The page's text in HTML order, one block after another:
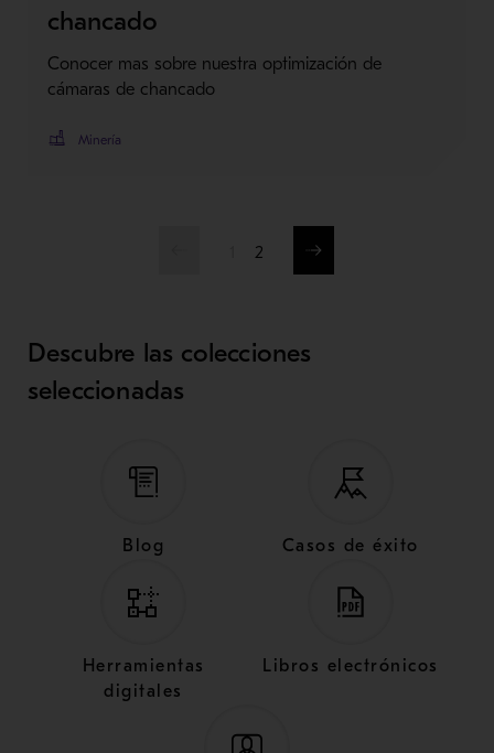
chancado
Conocer mas sobre nuestra optimización de
cámaras de chancado
Minería
2
Descubre las colecciones
seleccionadas
Blog Casos de éxito
Herramientas
digitales
Libros electrónicos